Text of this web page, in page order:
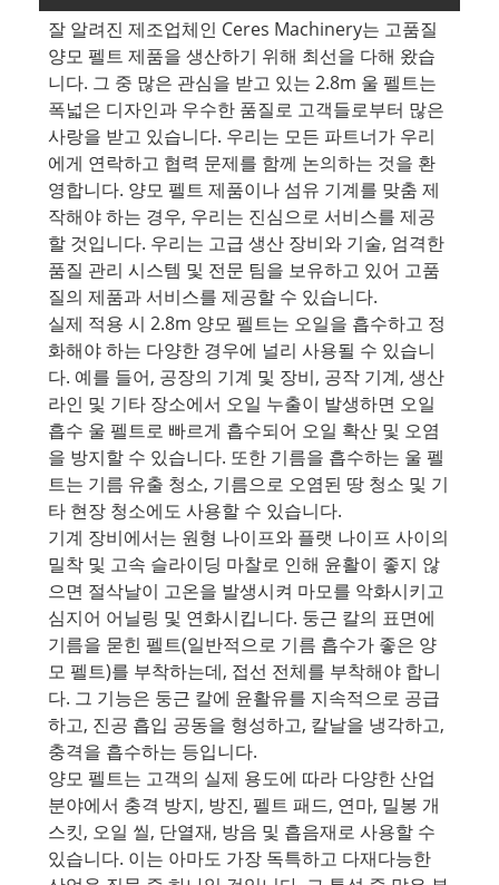
잘 알려진 제조업체인 Ceres Machinery는 고품질
양모 펠트 제품을 생산하기 위해 최선을 다해 왔습
니다. 그 중 많은 관심을 받고 있는 2.8m 울 펠트는
폭넓은 디자인과 우수한 품질로 고객들로부터 많은
사랑을 받고 있습니다. 우리는 모든 파트너가 우리
에게 연락하고 협력 문제를 함께 논의하는 것을 환
영합니다. 양모 펠트 제품이나 섬유 기계를 맞춤 제
작해야 하는 경우, 우리는 진심으로 서비스를 제공
할 것입니다. 우리는 고급 생산 장비와 기술, 엄격한
품질 관리 시스템 및 전문 팀을 보유하고 있어 고품
질의 제품과 서비스를 제공할 수 있습니다.
실제 적용 시 2.8m 양모 펠트는 오일을 흡수하고 정
화해야 하는 다양한 경우에 널리 사용될 수 있습니
다. 예를 들어, 공장의 기계 및 장비, 공작 기계, 생산
라인 및 기타 장소에서 오일 누출이 발생하면 오일
흡수 울 펠트로 빠르게 흡수되어 오일 확산 및 오염
을 방지할 수 있습니다. 또한 기름을 흡수하는 울 펠
트는 기름 유출 청소, 기름으로 오염된 땅 청소 및 기
타 현장 청소에도 사용할 수 있습니다.
기계 장비에서는 원형 나이프와 플랫 나이프 사이의
밀착 및 고속 슬라이딩 마찰로 인해 윤활이 좋지 않
으면 절삭날이 고온을 발생시켜 마모를 악화시키고
심지어 어닐링 및 연화시킵니다. 둥근 칼의 표면에
기름을 묻힌 펠트(일반적으로 기름 흡수가 좋은 양
모 펠트)를 부착하는데, 접선 전체를 부착해야 합니
다. 그 기능은 둥근 칼에 윤활유를 지속적으로 공급
하고, 진공 흡입 공동을 형성하고, 칼날을 냉각하고,
충격을 흡수하는 등입니다.
양모 펠트는 고객의 실제 용도에 따라 다양한 산업
분야에서 충격 방지, 방진, 펠트 패드, 연마, 밀봉 개
스킷, 오일 씰, 단열재, 방음 및 흡음재로 사용할 수
있습니다. 이는 아마도 가장 독특하고 다재다능한